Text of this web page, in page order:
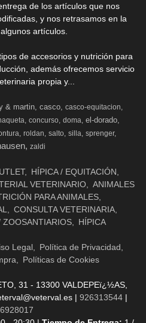
de los artículos que nos
y nos retrasamos en la
artículos.
de accesorios y nutrición para
además ofrecemos servicio
propia y...
& martin casco
casco-equitacion
concurso doma el-dorado
roldan salto silla sprenger
zaldi
HÍPICA / EQUITACIÓN
VETERINARIO
ANIMALES
PARA ANIMALES
CONSULTA VETERINARIA
ZOOSANTIARIOS
HÍPICA
Legal
Política de Privacidad
Políticas de Cookies
31 - 13300 VALDEPEï¿½AS,
| 926313544 |